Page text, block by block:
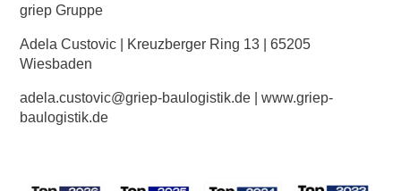
griep Gruppe
Adela Custovic | Kreuzberger Ring 13 | 65205
Wiesbaden
adela.custovic@griep-baulogistik.de |www.griep-
baulogistik.de